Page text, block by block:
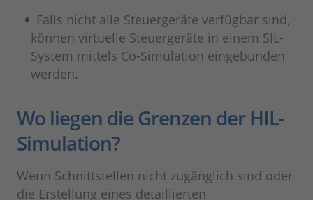
Falls nicht alle Steuergeräte verfügbar sind,
können virtuelle Steuergeräte in einem SIL-
System mittels Co-Simulation eingebunden
werden.
Wo liegen die Grenzen der HIL-
Simulation?
Wenn Schnittstellen nicht zugänglich sind oder
die Erstellung eines detaillierten